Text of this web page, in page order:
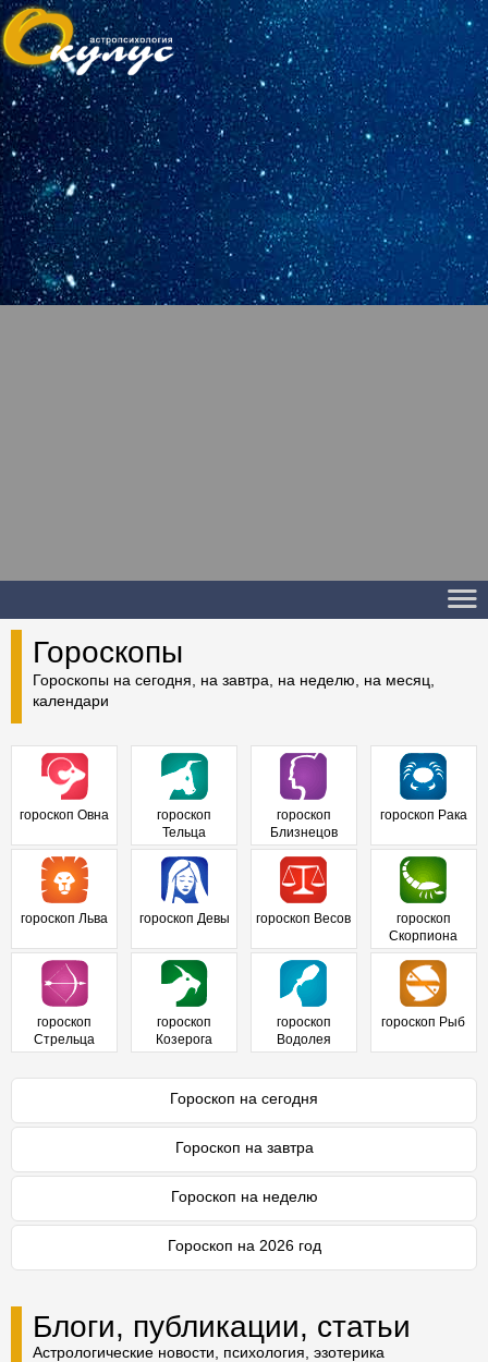
Гороскопы
Гороскопы на сегодня, на завтра, на неделю, на месяц,
календари
гороскоп Овна
гороскоп
Тельца
гороскоп
Близнецов
гороскоп Рака
гороскоп Льва гороскоп Девы гороскоп Весов
гороскоп
Скорпиона
гороскоп
Стрельца
гороскоп
Козерога
гороскоп
Водолея
гороскоп Рыб
Гороскоп на сегодня
Гороскоп на завтра
Гороскоп на неделю
Гороскоп на 2026 год
Блоги, публикации, статьи
Астрологические новости, психология, эзотерика